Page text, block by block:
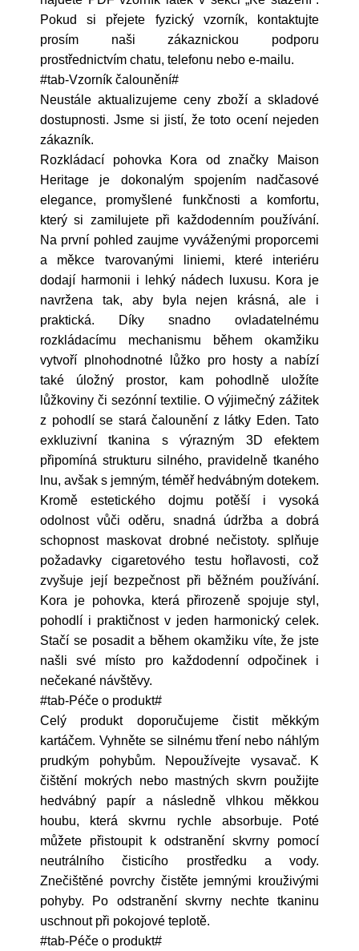
Pokud si přejete fyzický vzorník, kontaktujte
prosím naši zákaznickou podporu
prostřednictvím chatu, telefonu nebo e-mailu.
#tab-Vzorník čalounění#
Neustále aktualizujeme ceny zboží a skladové
dostupnosti. Jsme si jistí, že toto ocení nejeden
zákazník.
Rozkládací pohovka Kora od značky Maison
Heritage je dokonalým spojením nadčasové
elegance, promyšlené funkčnosti a komfortu,
který si zamilujete při každodenním používání.
Na první pohled zaujme vyváženými proporcemi
a měkce tvarovanými liniemi, které interiéru
dodají harmonii i lehký nádech luxusu. Kora je
navržena tak, aby byla nejen krásná, ale i
praktická. Díky snadno ovladatelnému
rozkládacímu mechanismu během okamžiku
vytvoří plnohodnotné lůžko pro hosty a nabízí
také úložný prostor, kam pohodlně uložíte
lůžkoviny či sezónní textilie. O výjimečný zážitek
z pohodlí se stará čalounění z látky Eden. Tato
exkluzivní tkanina s výrazným 3D efektem
připomíná strukturu silného, pravidelně tkaného
lnu, avšak s jemným, téměř hedvábným dotekem.
Kromě estetického dojmu potěší i vysoká
odolnost vůči oděru, snadná údržba a dobrá
schopnost maskovat drobné nečistoty. splňuje
požadavky cigaretového testu hořlavosti, což
zvyšuje její bezpečnost při běžném používání.
Kora je pohovka, která přirozeně spojuje styl,
pohodlí i praktičnost v jeden harmonický celek.
Stačí se posadit a během okamžiku víte, že jste
našli své místo pro každodenní odpočinek i
nečekané návštěvy.
#tab-Péče o produkt#
Celý produkt doporučujeme čistit měkkým
kartáčem. Vyhněte se silnému tření nebo náhlým
prudkým pohybům. Nepoužívejte vysavač. K
čištění mokrých nebo mastných skvrn použijte
hedvábný papír a následně vlhkou měkkou
houbu, která skvrnu rychle absorbuje. Poté
můžete přistoupit k odstranění skvrny pomocí
neutrálního čisticího prostředku a vody.
Znečištěné povrchy čistěte jemnými krouživými
pohyby. Po odstranění skvrny nechte tkaninu
uschnout při pokojové teplotě.
#tab-Péče o produkt#